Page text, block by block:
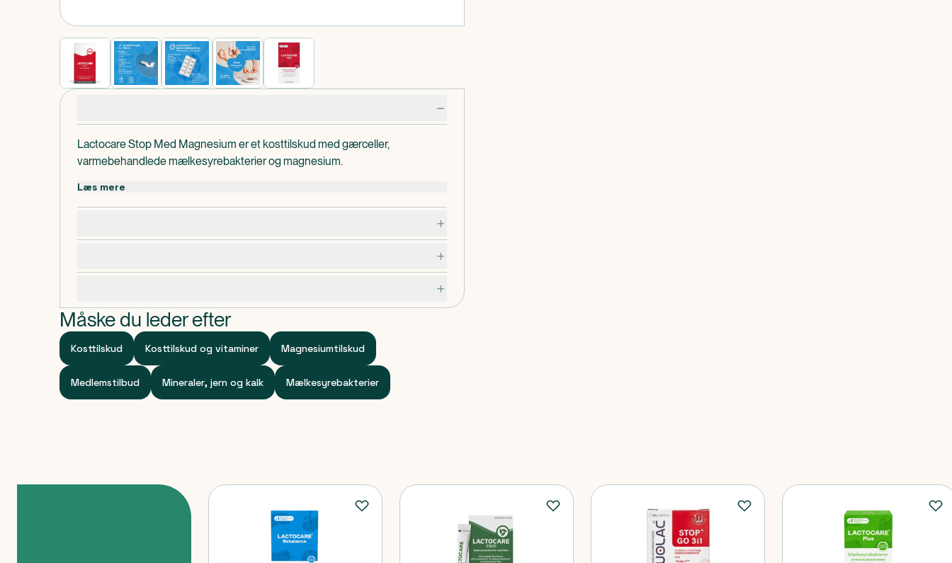
Lactocare Stop Med Magnesium er et kosttilskud med gærceller,
varmebehandlede mælkesyrebakterier og magnesium.
Læs mere
Måske du leder efter
Kosttilskud Kosttilskud og vitaminer Magnesiumtilskud
Medlemstilbud Mineraler, jern og kalk Mælkesyrebakterier